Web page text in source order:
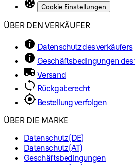
Cookie Einstellungen
ÜBER DEN VERKÄUFER
Datenschutz des verkäufers
Geschäftsbedingungen des
Versand
Rückgaberecht
Bestellung verfolgen
ÜBER DIE MARKE
Datenschutz (DE)
Datenschutz (AT)
Geschäftsbedingungen